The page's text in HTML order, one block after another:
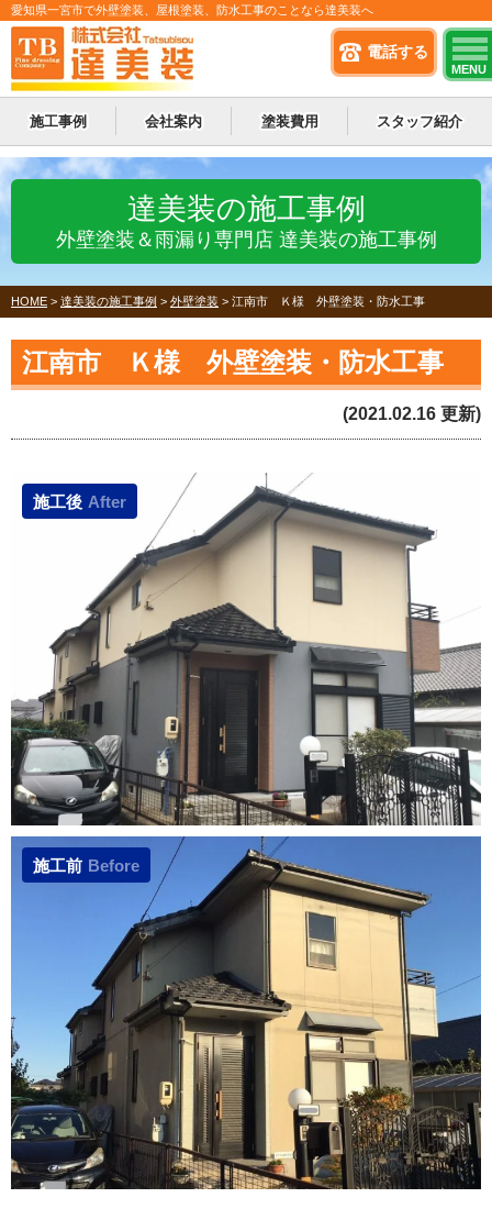
電話する
MENU
愛知県一宮市で外壁塗装、屋根塗装、防水工事のことなら達美装へ
施工事例 会社案内 塗装費用 スタッフ紹介
達美装の施工事例
外壁塗装＆雨漏り専門店 達美装の施工事例
HOME > 達美装の施工事例 > 外壁塗装 > 江南市 Ｋ様 外壁塗装・防水工事
江南市 Ｋ様 外壁塗装・防水工事
(2021.02.16 更新)
施工後 After
施工前 Before